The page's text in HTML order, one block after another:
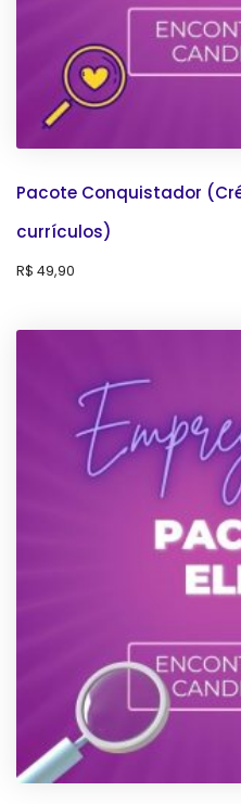
Pacote Conquistador
currículos)
R$ 49,90